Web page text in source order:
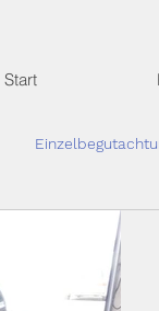
Start